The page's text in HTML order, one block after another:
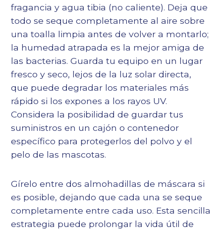
fragancia y agua tibia (no caliente). Deja que
todo se seque completamente al aire sobre
una toalla limpia antes de volver a montarlo;
la humedad atrapada es la mejor amiga de
las bacterias. Guarda tu equipo en un lugar
fresco y seco, lejos de la luz solar directa,
que puede degradar los materiales más
rápido si los expones a los rayos UV.
Considera la posibilidad de guardar tus
suministros en un cajón o contenedor
específico para protegerlos del polvo y el
pelo de las mascotas.
Gírelo entre dos almohadillas de máscara si
es posible, dejando que cada una se seque
completamente entre cada uso. Esta sencilla
estrategia puede prolongar la vida útil de